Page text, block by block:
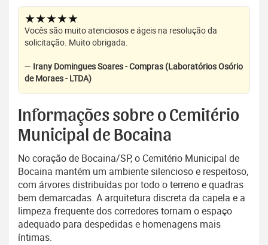
★★★★★
Vocês são muito atenciosos e ágeis na resolução da
solicitação. Muito obrigada.
— Irany Domingues Soares - Compras (Laboratórios Osório
de Moraes - LTDA)
Informações sobre o Cemitério
Municipal de Bocaina
No coração de Bocaina/SP, o Cemitério Municipal de
Bocaina mantém um ambiente silencioso e respeitoso,
com árvores distribuídas por todo o terreno e quadras
bem demarcadas. A arquitetura discreta da capela e a
limpeza frequente dos corredores tornam o espaço
adequado para despedidas e homenagens mais
íntimas.